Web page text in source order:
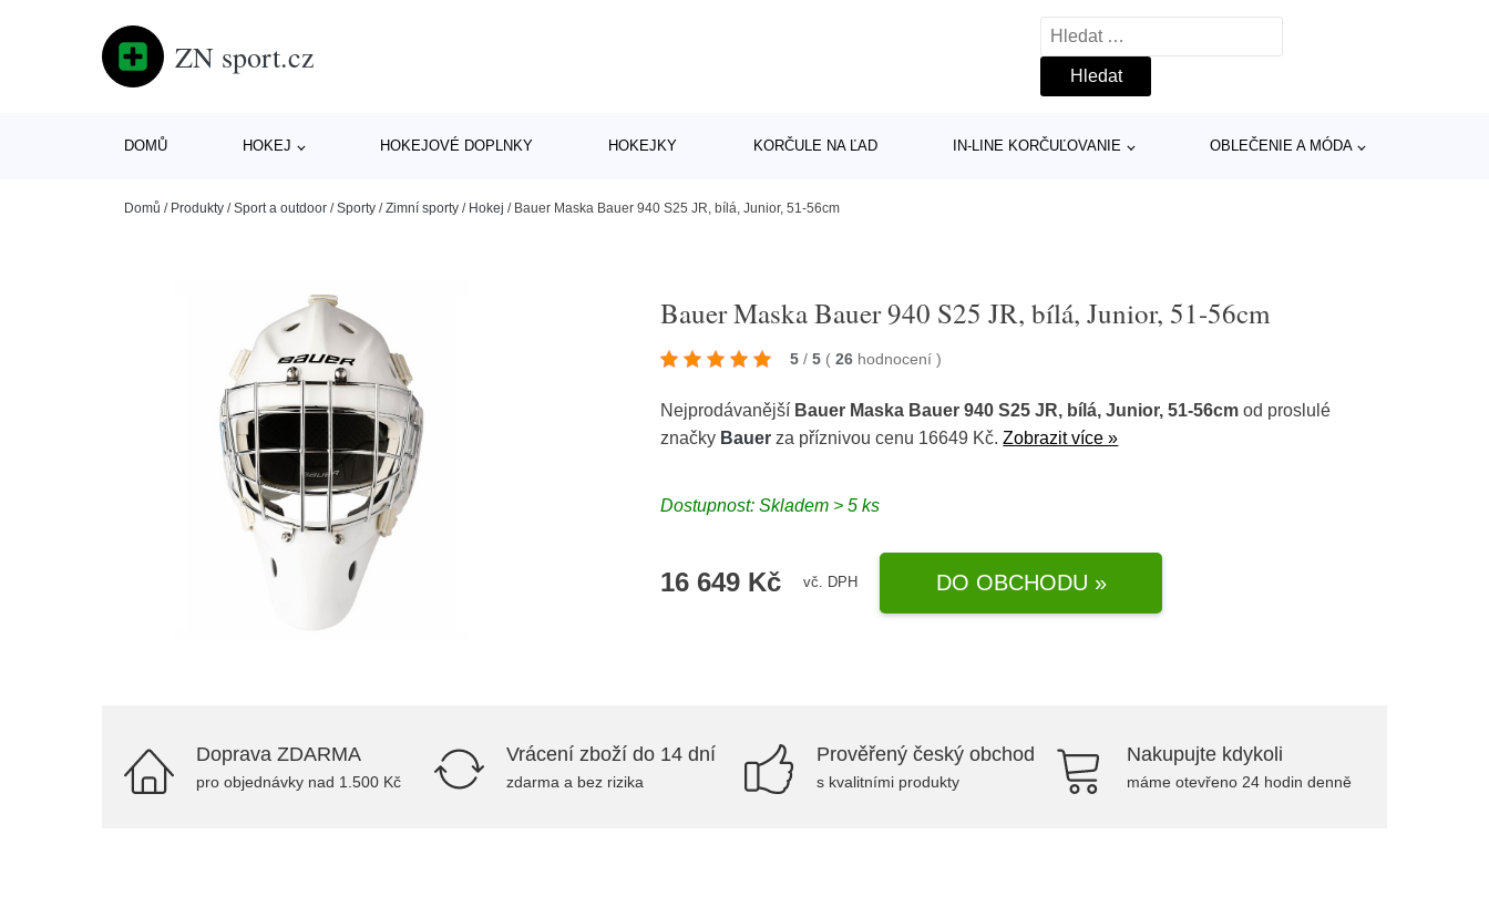
ZN sport.cz
Vyhledávání
DOMŮ HOKEJ HOKEJOVÉ DOPLNKY HOKEJKY KORČULE NA ĽAD IN-LINE KORČUĽOVANIE OBLEČENIE A MÓDA
Domů / Produkty /Sport a outdoor /Sporty /Zimní sporty / Hokej / Bauer Maska Bauer 940 S25 JR, bílá, Junior, 51-56cm
Bauer Maska Bauer 940 S25 JR, bílá, Junior, 51-56cm
5 / 5 ( 26 hodnocení)
Nejprodávanější Bauer Maska Bauer 940 S25 JR, bílá, Junior, 51-56cm od proslulé
značky Bauer za příznivou cenu 16649 Kč.Zobrazit více »
Dostupnost: Skladem > 5 ks
16 649 Kč vč. DPH DO OBCHODU »
Doprava ZDARMA
pro objednávky nad 1.500 Kč
Vrácení zboží do 14 dní
zdarma a bez rizika
Prověřený český obchod
s kvalitními produkty
Nakupujte kdykoli
máme otevřeno 24 hodin denně